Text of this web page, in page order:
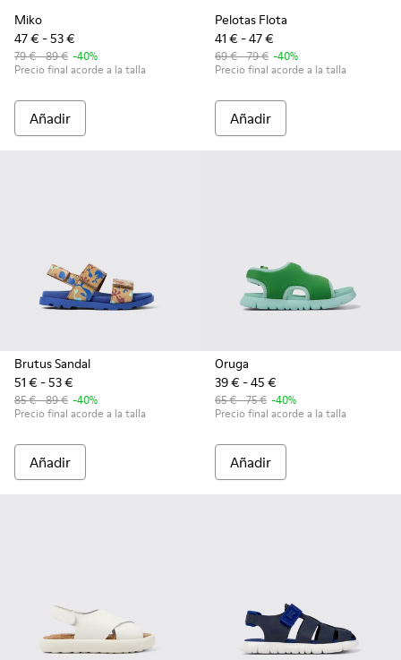
Miko
47 € - 53 €
79 € - 89 € -40%
Precio final acorde a la talla
Añadir
Pelotas Flota
41 € - 47 €
69 € - 79 € -40%
Precio final acorde a la talla
Añadir
Brutus Sandal
51 € - 53 €
85 € - 89 € -40%
Precio final acorde a la talla
Añadir
Oruga
39 € - 45 €
65 € - 75 € -40%
Precio final acorde a la talla
Añadir